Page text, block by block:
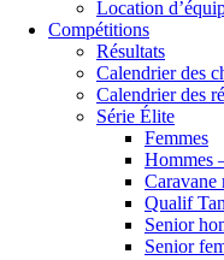
Location
Compétitions
Résultats
Calendrier des
Calendrier des
Série Élite
Femmes
Hommes
Caravane
Qualif
Senior
Senior